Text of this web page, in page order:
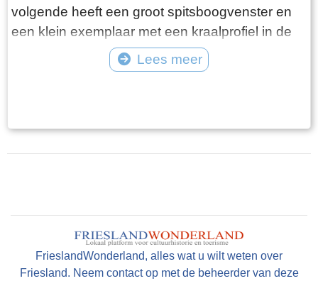
volgende heeft een groot spitsboogvenster en
een klein exemplaar met een kraalprofiel in de
dagkant. Daaronder zit laag een spoor van een
dichtgezette ingang. Weer oostelijker staat bij
met rondstaven versierd binnen een spitse nis.
Boven in het daaropvolgende vak zit een stukje
koor met enkele rondboogvensters met
kraalprofielen. In de zuidmuur staan spitse
vensters. In het westelijke vak staan bovendien
Lees meer
FrieslandWonderland, alles wat u wilt weten over
Friesland. Neem contact op met de beheerder van deze